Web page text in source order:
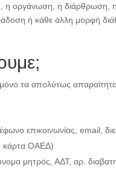
οργάνωση, η διάρθρωση,
ή κάθε άλλη μορφή
τα απολύτως
επικοινωνίας, email,
κάρτα ΟΑΕΔ)
μητρός, ΑΔΤ, αρ.